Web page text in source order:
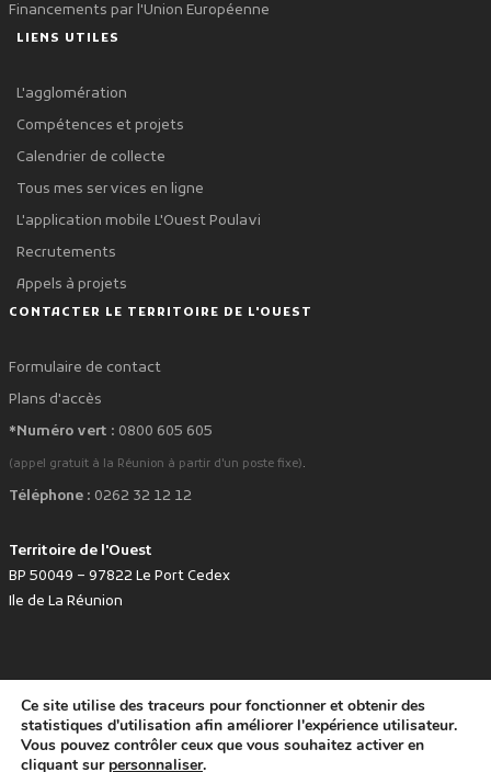
Financements par l'Union Européenne
LIENS UTILES
L'agglomération
Compétences et projets
Calendrier de collecte
Tous mes services en ligne
L'application mobile L'Ouest Poulavi
Recrutements
Appels à projets
CONTACTER LE TERRITOIRE DE L'OUEST
Formulaire de contact
Plans d'accès
*Numéro vert : 0800 605 605
(appel gratuit à la Réunion à partir d'un poste fixe).
Téléphone : 0262 32 12 12
Territoire de l'Ouest
BP 50049 – 97822 Le Port Cedex
Ile de La Réunion
Développé avec favoritepar le Territoire de l'Ouest © www.tco.re -2026.
Politique de protection des données personnelles
Mentions légales
Accessibilité : non conforme
Ce site utilise des traceurs pour fonctionner et obtenir des
statistiques d'utilisation afin améliorer l'expérience utilisateur.
Vous pouvez contrôler ceux que vous souhaitez activer en
cliquant sur personnaliser.